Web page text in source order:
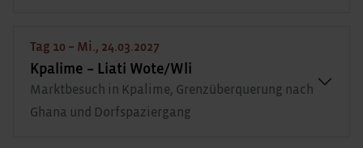
Tag 10 – Mi., 24.03.2027
Kpalime – Liati Wote/Wli
Marktbesuch in Kpalime, Grenzüberquerung nach
Ghana und Dorfspaziergang